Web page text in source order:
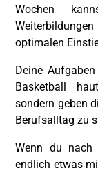
Wochen
optimalen
Deine
Basketball
sondern geben
Berufsalltag zu
Wenn du nach
endlich etwas